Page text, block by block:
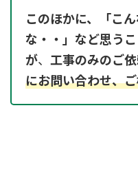
このほかに、「こ
な・・」など思う
が、 工事のみのご
にお問い合わせ、